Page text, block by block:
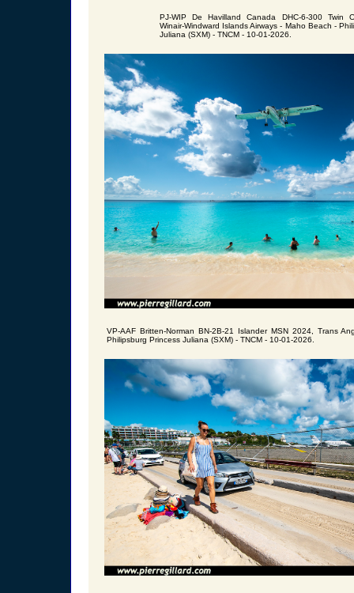
PJ-WIP De Havilland Canada DHC-6-300 Twin
Winair-Windward Islands Airways - Maho Beach -
Juliana (SXM) - TNCM - 10-01-2026.
VP-AAF Britten-Norman BN-2B-21 Islander MSN 2024, Trans
Philipsburg Princess Juliana (SXM) - TNCM - 10-01-2026.